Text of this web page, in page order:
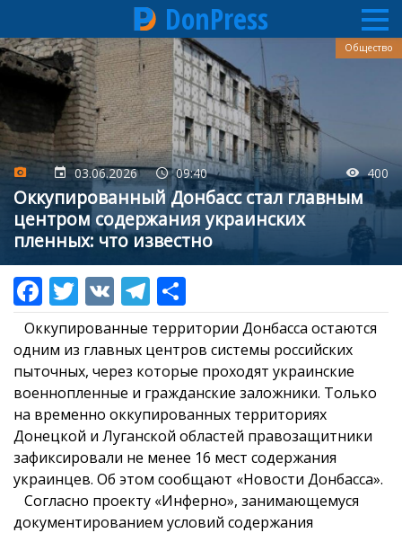
Перейти
к
основному
содержанию
DonPress
03.06.2026 09:40 400
Оккупированный Донбасс стал главным
центром содержания украинских
пленных: что известно
Общество
Оккупированные территории Донбасса остаются
одним из главных центров системы российских
пыточных, через которые проходят украинские
военнопленные и гражданские заложники. Только
на временно оккупированных территориях
Донецкой и Луганской областей правозащитники
зафиксировали не менее 16 мест содержания
украинцев. Об этом сообщают «Новости Донбасса».
Согласно проекту «Инферно», занимающемуся
документированием условий содержания